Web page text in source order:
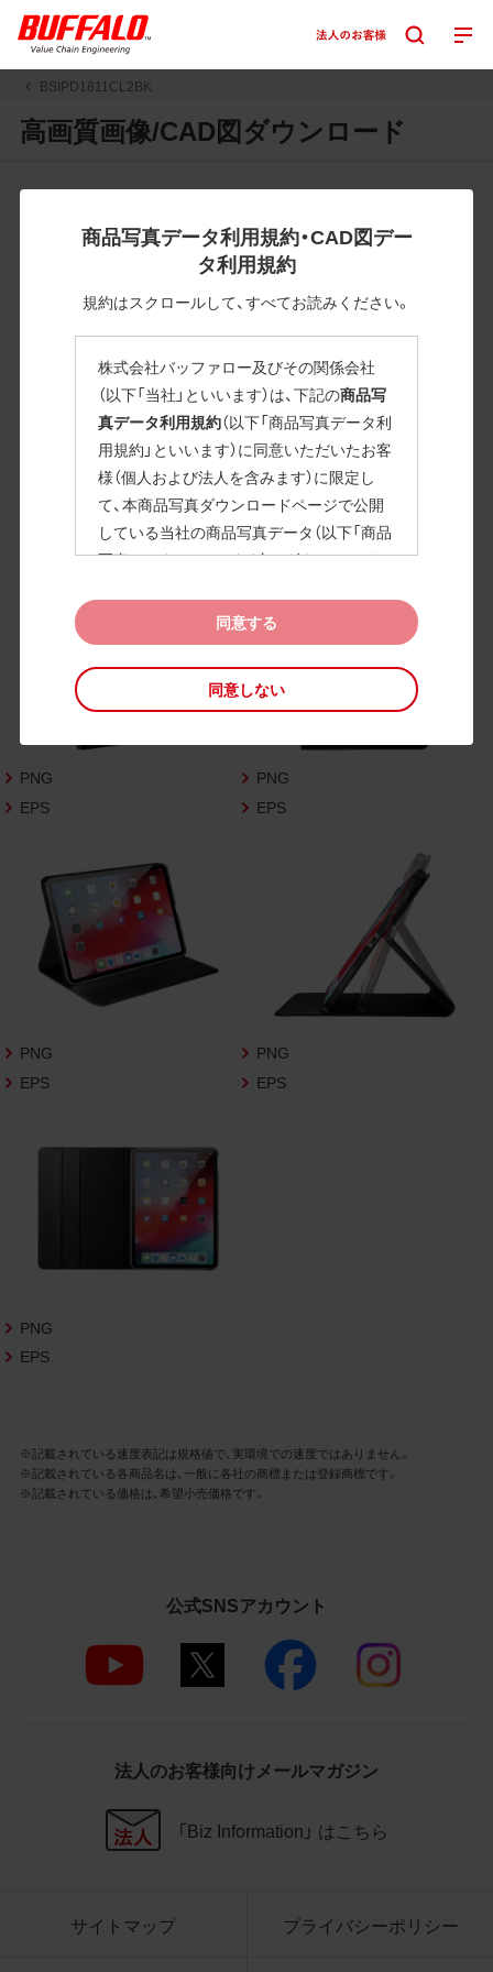
BSIPD1811CL2BK
高画質画像/CAD図ダウンロード
商品写真データ利用規約・CAD図デー
タ利用規約
規約はスクロールして、すべてお読みください。
株式会社バッファロー及びその関係会社
（以下「当社」といいます）は、下記の商品写
真データ利用規約（以下「商品写真データ利
用規約」といいます）に同意いただいたお客
様（個人および法人を含みます）に限定し
て、本商品写真ダウンロードページで公開
している当社の商品写真データ（以下「商品
写真データ」といいます）のダウンロードお
また、当社は、下記のCAD図データ利用規約
（以下「CAD図データ利用規約」といいます）
に同意いただいたお客様に限定して、本CA
D図ダウンロードページで公開している当
いいます）の利用を許諾いたします。
お客様が「同意する」ボタンをクリックされ
た場合、商品写真データ利用規約及びCAD
みなされます。
なお、商品写真データ利用規約及びCAD図
データ利用規約の記載事項は予告なく変更
されることがあります。各データをダウン
ロードする際には最新の規約をご確認くだ
さいますようお願い申し上げます。
商品写真データ利用規約
意します。
2.利用許諾
お客様は、商品写真データ利用規約に従い、
当社商品の販売活動（中古による販売の場
3.遵守事項
商品写真データの全部又は一部の譲
渡、貸与、再利用許諾、改変、著作権表
示の除去等をしないこと
商品写真データに表示されている当
当社の商品であることを特定できる
商品写真データに著作権表示、ラベ
ル、商標その他のマークがある場合、
ページ以外のサイトとのリンクとし
て利用しないこと
同意する
同意しない
すと圧縮ファイルのダウンロードが始まります。
JPEG・EPSファイルにはパスが設定されています。画像編集
の際に便利です。PNG画像は原則として背景を透過したもの
を提供しています。
掲載データ「JPEG、PNG : 低解像度(RGBカラー)」 「EPS : 高
解像度(CMYKカラー)」
BSIPD1811CL2BK
高画質画像
PNG
EPS
PNG
EPS
PNG
EPS
PNG
EPS
PNG
EPS
※記載されている速度表記は規格値で、実環境での速度ではありません。
※記載されている各商品名は、一般に各社の商標または登録商標です。
※記載されている価格は、希望小売価格です。
公式SNSアカウント
法人のお客様向けメールマガジン
「Biz Information」 はこちら
サイトマップ プライバシーポリシー